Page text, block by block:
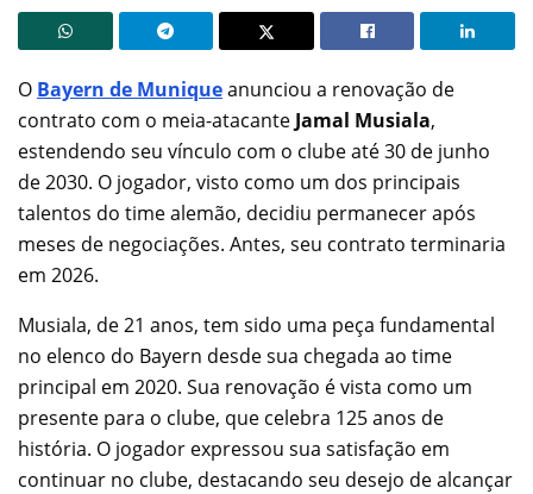
O Bayern de Muniqueanunciou a renovação de
contrato com o meia-atacante Jamal Musiala,
estendendo seu vínculo com o clube até 30 de junho
de 2030. O jogador, visto como um dos principais
talentos do time alemão, decidiu permanecer após
meses de negociações. Antes, seu contrato terminaria
em 2026.
Musiala, de 21 anos, tem sido uma peça fundamental
no elenco do Bayern desde sua chegada ao time
principal em 2020. Sua renovação é vista como um
presente para o clube, que celebra 125 anos de
história. O jogador expressou sua satisfação em
continuar no clube, destacando seu desejo de alcançar